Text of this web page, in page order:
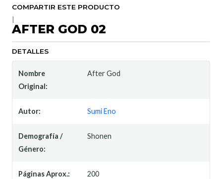
COMPARTIR ESTE PRODUCTO
AFTER GOD 02
DETALLES
Nombre
Original:
After God
Autor: Sumi Eno
Demografía /
Género:
Shonen
Páginas Aprox.: 200